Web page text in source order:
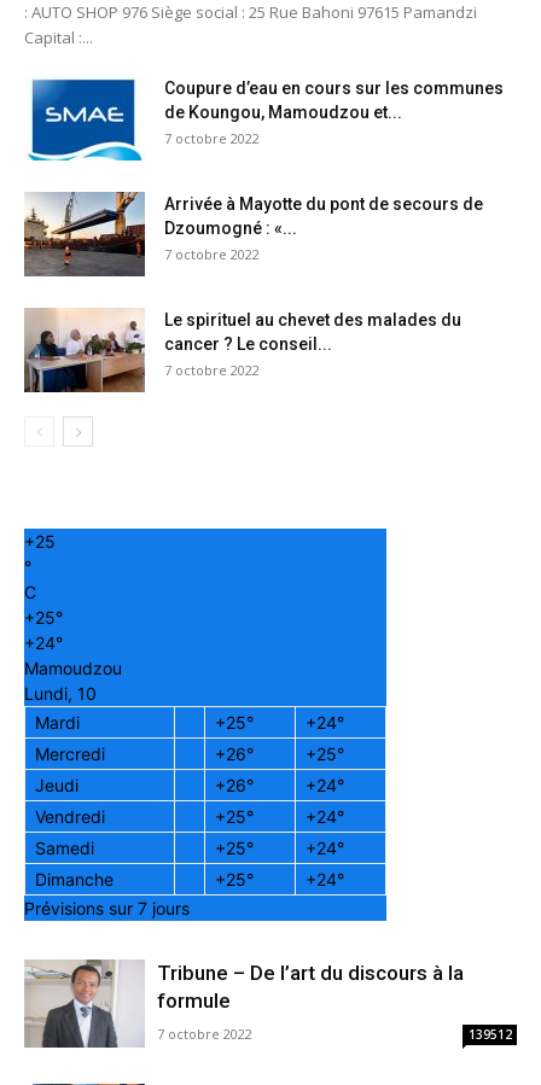
: AUTO SHOP 976 Siège social : 25 Rue Bahoni 97615 Pamandzi
Capital :...
Coupure d’eau en cours sur les communes
de Koungou, Mamoudzou et...
7 octobre 2022
Arrivée à Mayotte du pont de secours de
Dzoumogné : «...
7 octobre 2022
Le spirituel au chevet des malades du
cancer ? Le conseil...
7 octobre 2022
+25
°
C
+25°
+24°
Mamoudzou
Lundi, 10
Mardi
+25° +24°
Mercredi
+26° +25°
Jeudi
+26° +24°
Vendredi
+25° +24°
Samedi
+25° +24°
Dimanche
+25° +24°
Prévisions sur 7 jours
Tribune – De l’art du discours à la
formule
7 octobre 2022 139512